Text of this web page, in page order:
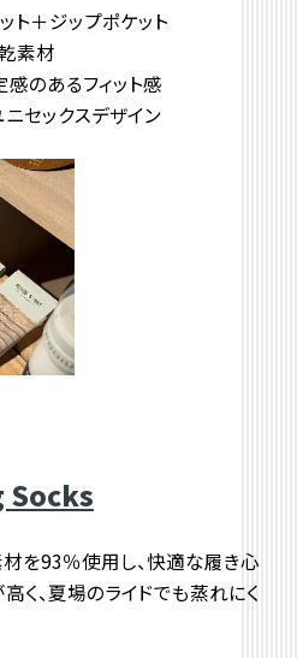
ト＋ジップポケット
素材
のあるフィット感
セックスデザイン
Socks
を93％使用し、快適な履き心
く、夏場のライドでも蒸れにく